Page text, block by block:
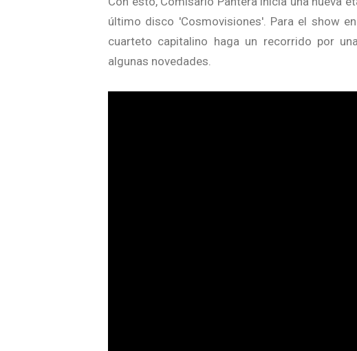
último disco 'Cosmovisiones'. Para el show
cuarteto capitalino haga un recorrido por
algunas novedades.